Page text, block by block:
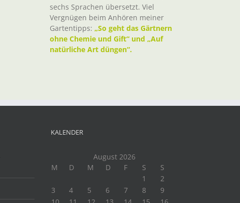
sechs Sprachen übersetzt. Viel
Vergnügen beim Anhören meiner
Gartentipps: „So geht das Gärtnern
ohne Chemie und Gift“ und „Auf
natürliche Art düngen“.
KALENDER
August 2026
M
D M D F S
S
1
2
3
4 5 6 7 8
9